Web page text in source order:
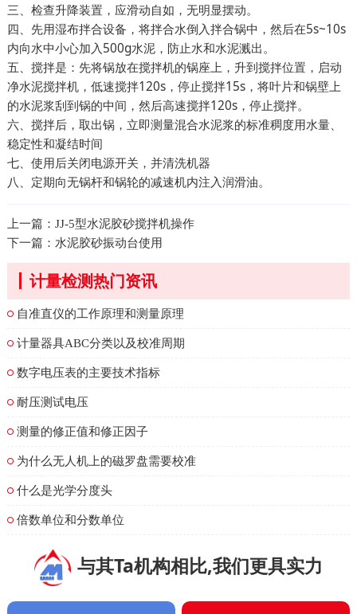
三、检查升降装置，应滑动自如，无明显摆动。
四、先用湿布拌合设备，将拌合水倒入拌合锅中，然后在5s~10s
内向水中小心加入500g水泥，防止水和水泥溅出。
五、搅拌是：先将锅放在搅拌机的锅座上，升到搅拌位置，启动
净水泥搅拌机，低速搅拌120s，停止搅拌15s，将叶片和锅壁上
的水泥浆刮到锅的中间，然后高速搅拌120s，停止搅拌。
六、搅拌后，取出锅，立即测量混合水泥浆的标准稠度用水量、
稳定性和凝结时间
七、使用后关闭电源开关，并清洗机器
八、定期向无锅杆和锅轮的减速机内注入润滑油。
上一篇： JJ-5型水泥胶砂搅拌机操作
下一篇： 水泥胶砂振动台使用
计量检测热门资讯
自准直仪的工作原理和测量原理
计量器具ABC分类以及校准周期
数字电压表的主要技术指标
耐压测试电压
测量的修正值和修正因子
为什么无人机上的磁罗盘需要校准
什么是光学分度头
倍数单位和分数单位
与其Ta机构相比,我们更具实力